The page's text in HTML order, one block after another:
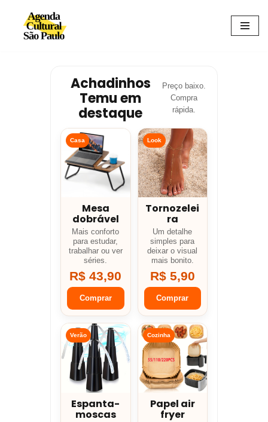
Avançar
Achadinhos
Temu em
destaque
Preço baixo.
Compra
rápida.
Casa
Mesa
dobrável
Mais conforto
para estudar,
trabalhar ou ver
séries.
R$ 43,90
Comprar
Look
Tornozelei
ra
Um detalhe
simples para
deixar o visual
mais bonito.
R$ 5,90
Comprar
Verão
Espanta-
moscas
Cozinha
Papel air
fryer